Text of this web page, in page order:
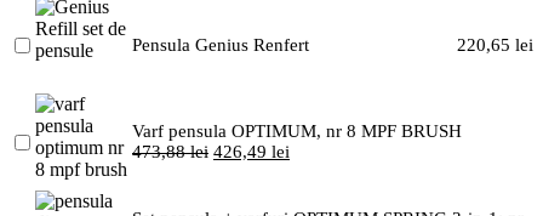
Pensula Genius Renfert 220,65 lei
Varf pensula OPTIMUM, nr 8 MPF BRUSH
473,88lei 426,49 lei